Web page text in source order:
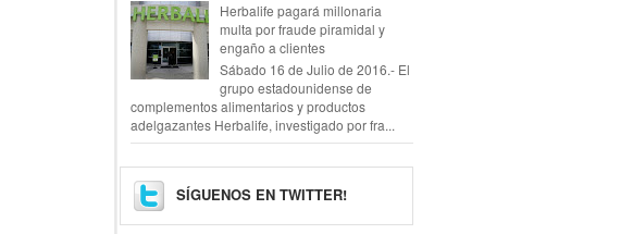
Herbalife pagará millonaria
multa por fraude piramidal y
engaño a clientes
Sábado 16 de Julio de 2016.- El
grupo estadounidense de
complementos alimentarios y productos
adelgazantes Herbalife, investigado por fra...
SÍGUENOS EN TWITTER!